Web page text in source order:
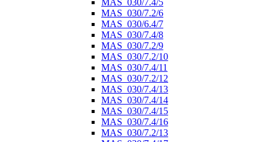
MAS_030/7.2/6
MAS_030/6.4/7
MAS_030/7.4/8
MAS_030/7.2/9
MAS_030/7.2/10
MAS_030/7.4/11
MAS_030/7.2/12
MAS_030/7.4/13
MAS_030/7.4/14
MAS_030/7.4/15
MAS_030/7.4/16
MAS_030/7.2/13